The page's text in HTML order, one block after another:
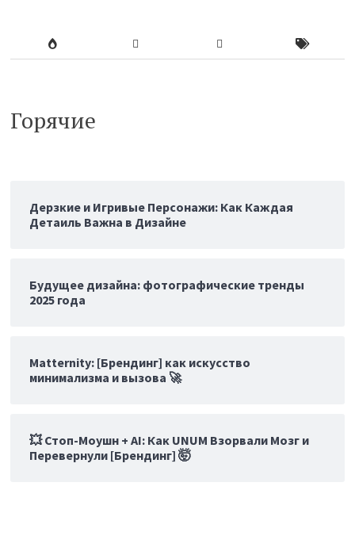
Горячие
Дерзкие и Игривые Персонажи: Как Каждая
Детаиль Важна в Дизайне
Будущее дизайна: фотографические тренды
2025 года
Matternity: [Брендинг] как искусство
минимализма и вызова 🚀
💥 Стоп-Моушн + AI: Как UNUM Взорвали Мозг и
Перевернули [Брендинг] 🤯